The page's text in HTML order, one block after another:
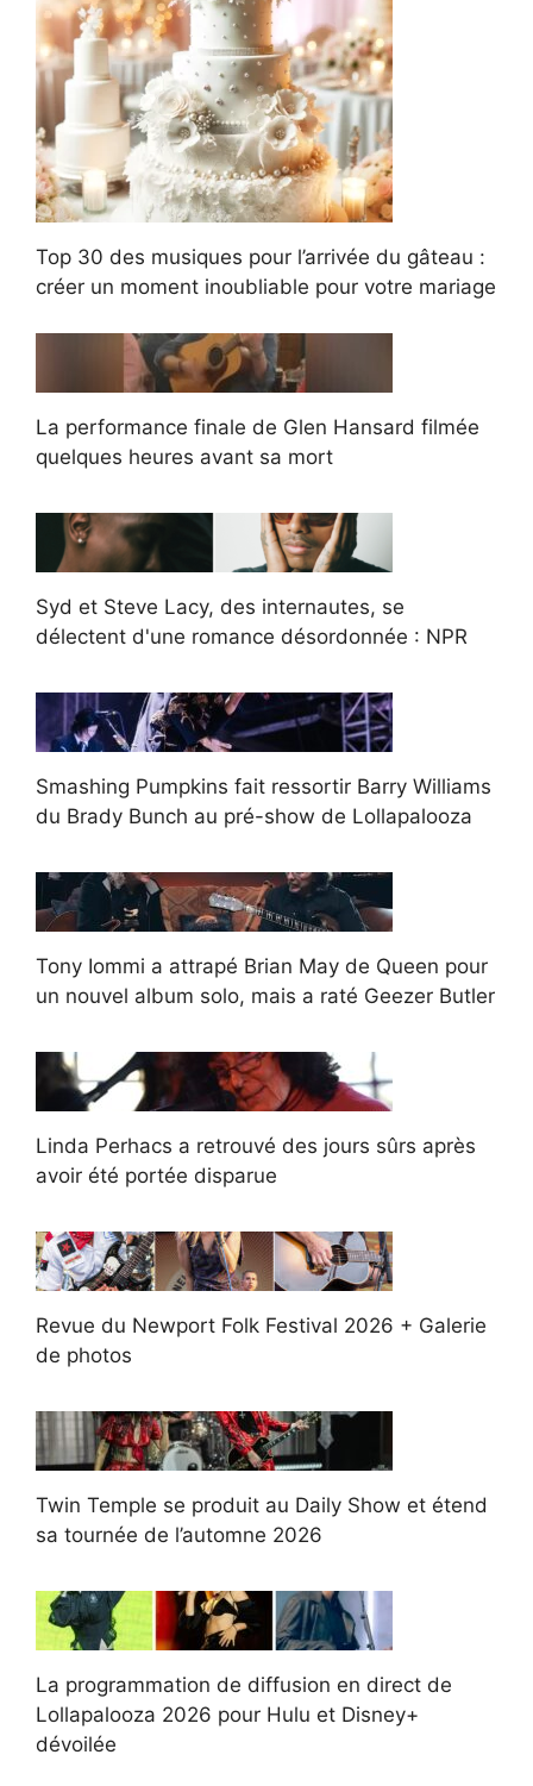
Top 30 des musiques pour l’arrivée du gâteau :
créer un moment inoubliable pour votre mariage
La performance finale de Glen Hansard filmée
quelques heures avant sa mort
Syd et Steve Lacy, des internautes, se
délectent d'une romance désordonnée : NPR
Smashing Pumpkins fait ressortir Barry Williams
du Brady Bunch au pré-show de Lollapalooza
Tony Iommi a attrapé Brian May de Queen pour
un nouvel album solo, mais a raté Geezer Butler
Linda Perhacs a retrouvé des jours sûrs après
avoir été portée disparue
Revue du Newport Folk Festival 2026 + Galerie
de photos
Twin Temple se produit au Daily Show et étend
sa tournée de l’automne 2026
La programmation de diffusion en direct de
Lollapalooza 2026 pour Hulu et Disney+
dévoilée